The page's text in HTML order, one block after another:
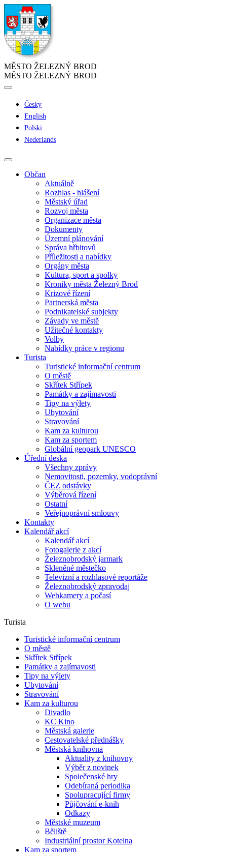
MĚSTO ŽELEZNÝ BROD
MĚSTO ŽELEZNÝ BROD
Česky
English
Polski
Nederlands
Občan
Aktuálně
Rozhlas - hlášení
Městský úřad
Rozvoj města
Organizace města
Dokumenty
Územní plánování
Správa hřbitovů
Příležitosti a nabídky
Orgány města
Kultura, sport a spolky
Kroniky města Železný Brod
Krizové řízení
Partnerská města
Podnikatelské subjekty
Závady ve městě
Užitečné kontakty
Volby
Nabídky práce v regionu
Turista
Turistické informační centrum
O městě
Skřítek Střípek
Památky a zajímavosti
Tipy na výlety
Ubytování
Stravování
Kam za kulturou
Kam za sportem
Globální geopark UNESCO
Úřední deska
Všechny zprávy
Nemovitosti, pozemky, vodoprávní
ČEZ odstávky
Výběrová řízení
Ostatní
Veřejnoprávní smlouvy
Kontakty
Kalendář akcí
Kalendář akcí
Fotogalerie z akcí
Železnobrodský jarmark
Skleněné městečko
Televizní a rozhlasové reportáže
Železnobrodský zpravodaj
Webkamery a počasí
O webu
Turista
Turistické informační centrum
O městě
Skřítek Střípek
Památky a zajímavosti
Tipy na výlety
Ubytování
Stravování
Kam za kulturou
Divadlo
KC Kino
Městská galerie
Cestovatelské přednášky
Městská knihovna
Aktuality z knihovny
Výběr z novinek
Společenské hry
Odebíraná periodika
Spolupracující firmy
Půjčování e-knih
Odkazy
Městské muzeum
Běliště
Industriální prostor Kotelna
Kam za sportem